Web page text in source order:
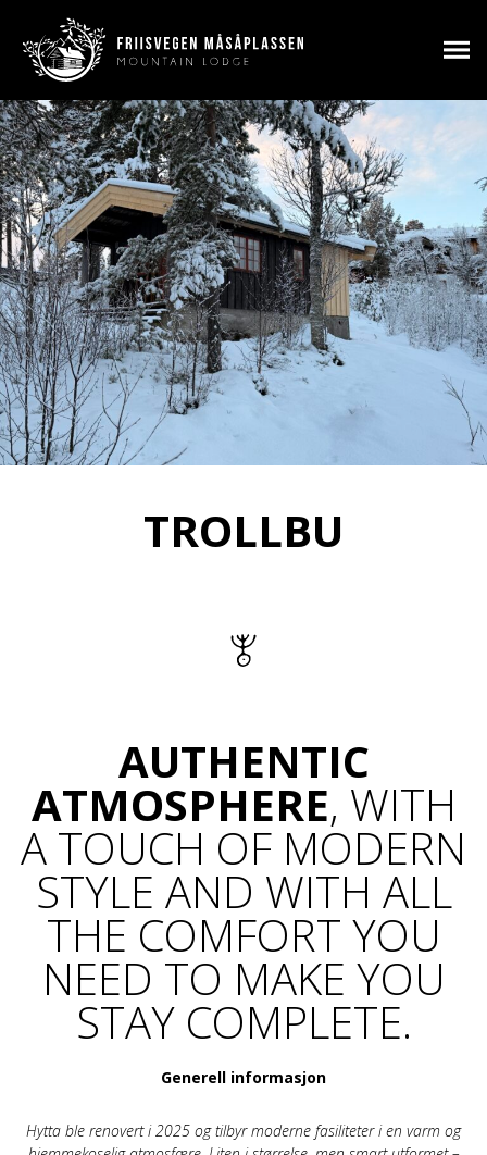
TROLLBU
AUTHENTIC
ATMOSPHERE, WITH
A TOUCH OF MODERN
STYLE AND WITH ALL
THE COMFORT YOU
NEED TO MAKE YOU
STAY COMPLETE.
Generell informasjon
Hytta ble renovert i 2025 og tilbyr moderne fasiliteter i en varm og